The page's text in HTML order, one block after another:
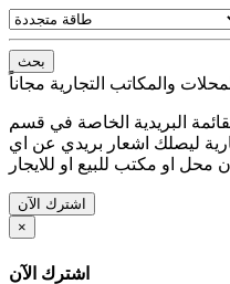
بحث
البريدية الخاصة في قسم
ليصلك اشعار بريدي عن اي
محل او مكتب للبيع او للايجار
اشترك الآن
×
اشترك الآن